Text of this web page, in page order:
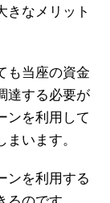
きなメリット
も当座の資金
達する必要が
ンを利用して
います。
ンを利用する